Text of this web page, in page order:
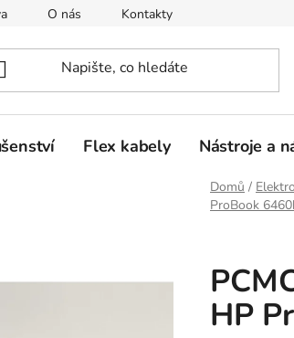
O nás Kontakty
Flex kabely Nástroje a
Domů /
ProBook
HP